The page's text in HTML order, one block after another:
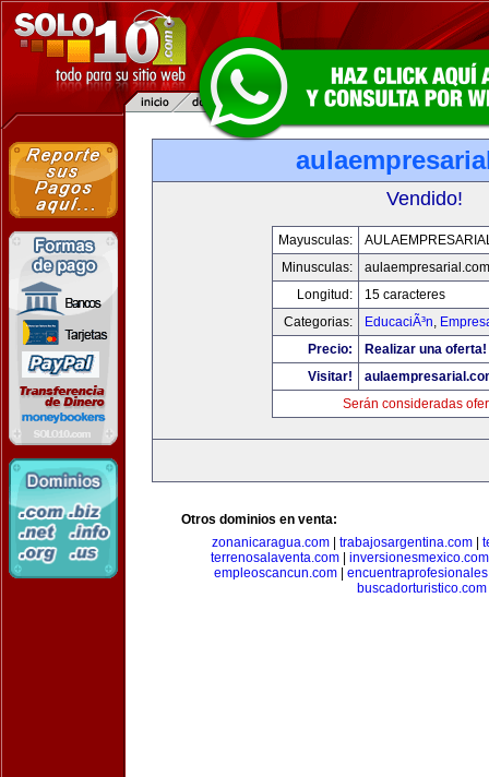
Vendido!
Mayusculas:
Minusculas:
aulaempresarial.com
Longitud:
15 caracteres
Categorias:
EducaciÃ³n,
Precio:
Realizar una oferta!
Visitar!
Serán consideradas
Otros dominios en venta:
zonanicaragua.com
trabajosargentina.com
terrenosalaventa.com| inversionesmexico.com
empleoscancun.com
buscadorturistico.com